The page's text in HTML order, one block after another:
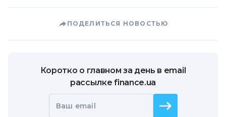
ПОДЕЛИТЬСЯ НОВОСТЬЮ
Коротко о главном за день в email
рассылке finance.ua
Ваш email